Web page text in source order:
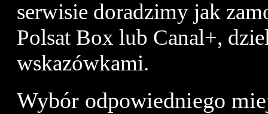
serwisie doradzimy jak
Polsat Box lub Canal+,
wskazówkami.
Wybór odpowiedniego